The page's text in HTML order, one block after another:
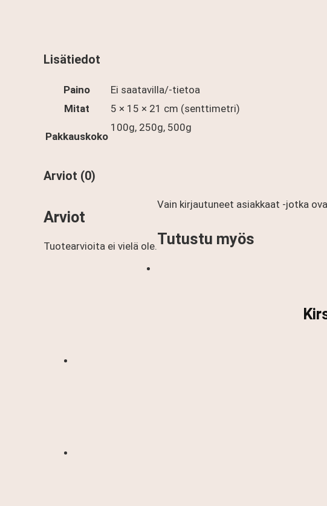
Lisätiedot
Paino
Ei saatavilla/-tietoa
Mitat
5 × 15 × 21 cm (senttimetri)
Pakkauskoko
100g, 250g, 500g
Arviot (0)
Arviot
Tuotearvioita ei vielä ole.
Vain kirjautuneet asiakkaat -jotka
Tutustu myös